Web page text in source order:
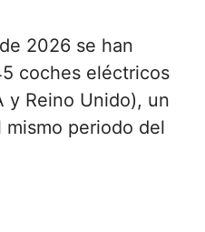
2026 se han
coches eléctricos
y Reino Unido), un
mismo periodo del